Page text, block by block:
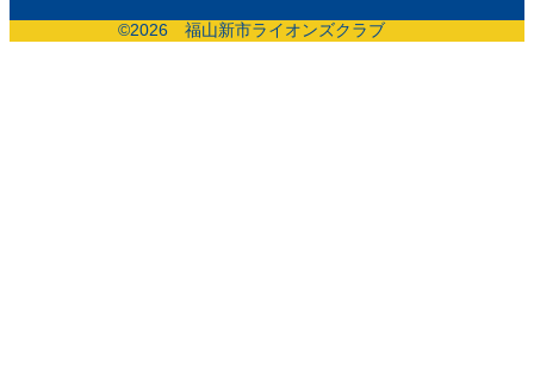
©2026 福山新市ライオンズクラブ